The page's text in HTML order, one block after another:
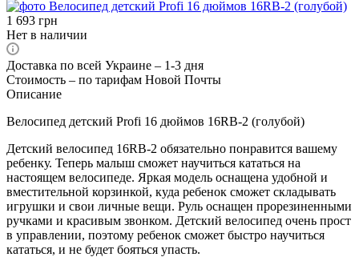
1 693 грн
Нет в наличии
Доставка по всей Украине – 1-3 дня
Стоимость – по тарифам Новой Почты
Описание
Велосипед детский Profi 16 дюймов 16RB-2 (голубой)
Детский велосипед 16RB-2 обязательно понравится вашему
ребенку. Теперь малыш сможет научиться кататься на
настоящем велосипеде. Яркая модель оснащена удобной и
вместительной корзинкой, куда ребенок сможет складывать
игрушки и свои личные вещи. Руль оснащен прорезиненными
ручками и красивым звонком. Детский велосипед очень прост
в управлении, поэтому ребенок сможет быстро научиться
кататься, и не будет бояться упасть.